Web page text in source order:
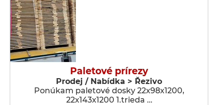
Paletové prírezy
Prodej / Nabídka > Řezivo
Ponúkam paletové dosky 22x98x1200,
22x143x1200 1.trieda …